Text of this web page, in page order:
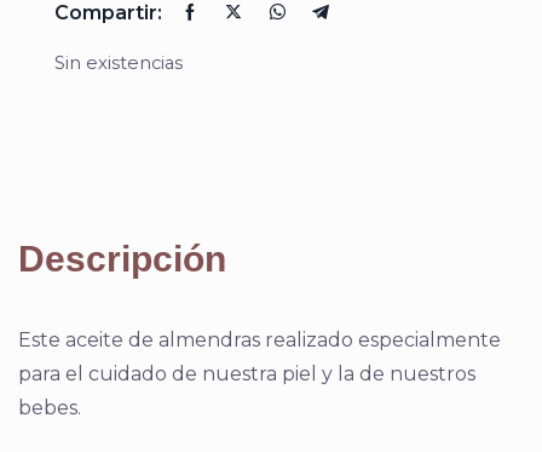
Compartir:
Sin existencias
Descripción
Este aceite de almendras realizado especialmente
para el cuidado de nuestra piel y la de nuestros
bebes.